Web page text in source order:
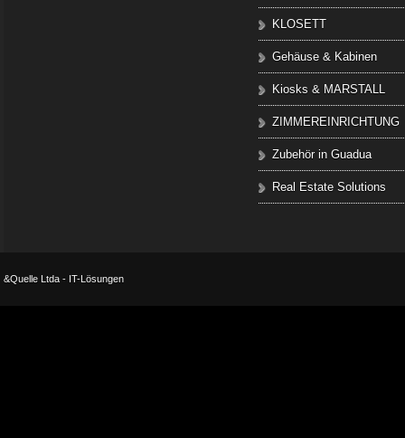
KLOSETT
Gehäuse & Kabinen
Kiosks & MARSTALL
ZIMMEREINRICHTUNG
Zubehör in Guadua
Real Estate Solutions
&Quelle Ltda - IT-Lösungen